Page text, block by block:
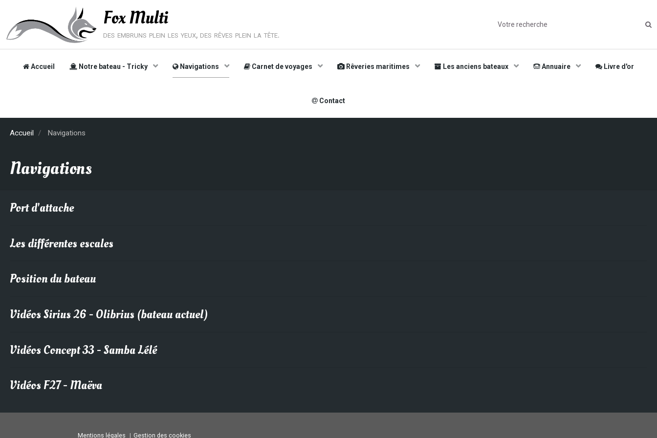
Fox Multi
des embruns plein les yeux, des rêves plein la tête.
Accueil Notre bateau - Tricky Navigations Carnet de voyages Rêveries maritimes Les anciens bateaux Annuaire Livre d'or
Contact
Accueil Navigations
Navigations
Port d'attache
Les différentes escales
Position du bateau
Vidéos Sirius 26 - Olibrius (bateau actuel)
Vidéos Concept 33 - Samba Lélé
Vidéos F27 - Maëva
Mentions légales Gestion des cookies